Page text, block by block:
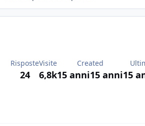
Risposte
24
Visite
6,8k
Created
15 anni15 anni15